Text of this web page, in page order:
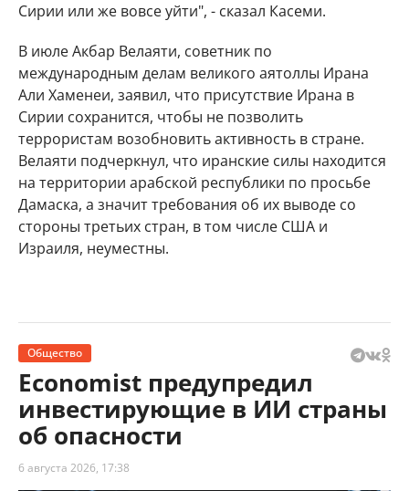
Сирии или же вовсе уйти", - сказал Касеми.
В июле Акбар Велаяти, советник по
международным делам великого аятоллы Ирана
Али Хаменеи, заявил, что присутствие Ирана в
Сирии сохранится, чтобы не позволить
террористам возобновить активность в стране.
Велаяти подчеркнул, что иранские силы находится
на территории арабской республики по просьбе
Дамаска, а значит требования об их выводе со
стороны третьих стран, в том числе США и
Израиля, неуместны.
Общество
Economist предупредил
инвестирующие в ИИ страны
об опасности
6 августа 2026, 17:38